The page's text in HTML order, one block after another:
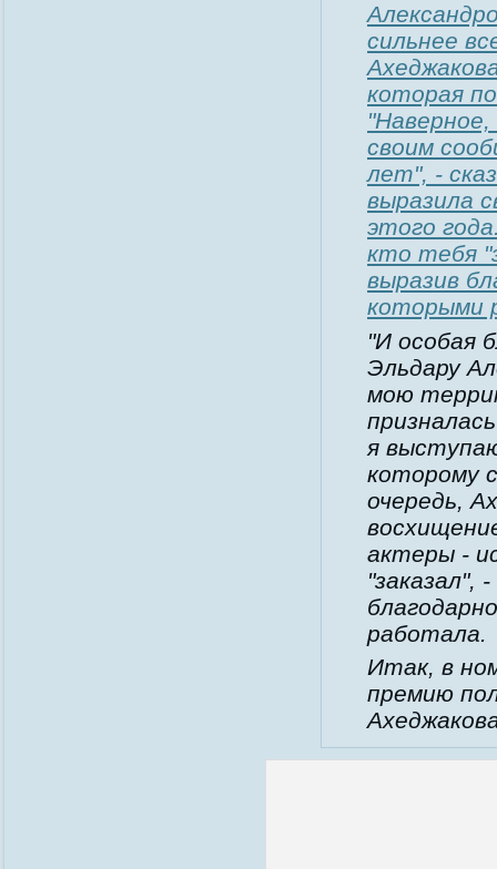
сильнее
которая
своим
лет", -
выразила
этого
кто тебя
выразив
которыми
"И особая
Эльдару
мою
я
которому
очередь,
актеры -
"заказал",
работала.
Итак, в
премию